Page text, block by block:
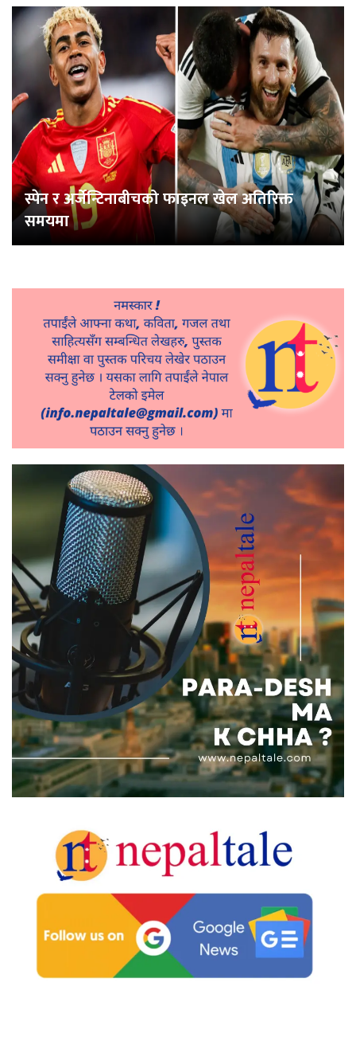
स्पेन र अर्जेन्टिनाबीचको फाइनल खेल अतिरिक्त
समयमा